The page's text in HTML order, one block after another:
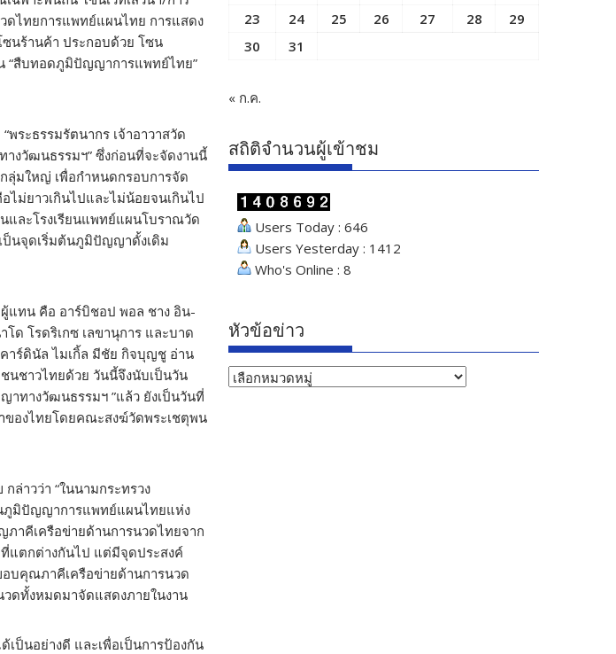
ดไทยการแพทย์แผนไทย การแสดง
นร้านค้า ประกอบด้วย โซน
น “สืบทอดภูมิปัญญาการแพทย์ไทย”
ระธรรมรัตนากร เจ้าอาวาสวัด
งวัฒนธรรมฯ” ซึ่งก่อนที่จะจัดงานนี้
ลุ่มใหญ่ เพื่อกำหนดกรอบการจัด
ไม่ยาวเกินไปและไม่น้อยจนเกินไป
และโรงเรียนแพทย์แผนโบราณวัด
ป็นจุดเริ่มต้นภูมิปัญญาดั้งเดิม
แทน คือ อาร์บิชอป พอล ชาง อิน-
ด โรดริเกซ เลขานุการ และบาด
าร์ดินัล ไมเกิ้ล มีชัย กิจบุญชู อ่าน
ชาวไทยด้วย วันนี้จึงนับเป็นวัน
ทางวัฒนธรรมฯ ”แล้ว ยังเป็นวันที่
องไทยโดยคณะสงฆ์วัดพระเชตุพน
ล่าวว่า “ในนามกระทรวง
ภูมิปัญญาการแพทย์แผนไทยแห่ง
ภาคีเครือข่ายด้านการนวดไทยจาก
แตกต่างกันไป แต่มีจุดประสงค์
อบคุณภาคีเครือข่ายด้านการนวด
ดทั้งหมดมาจัดแสดงภายในงาน
ป็นอย่างดี และเพื่อเป็นการป้องกัน
23
24 25 26 27 28
29
30
31
« ก.ค.
สถิติจำนวนผู้เข้าชม
Users Today : 646
Users Yesterday : 1412
Who's Online : 8
หัวข้อข่าว
หัวข้อ